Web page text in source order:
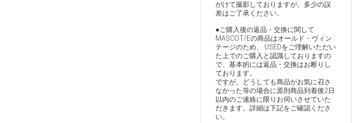
がけて撮影しておりますが、多少の誤
差はご了承ください。
●ご購入後の返品・交換に関して
MASCOT/Eの商品はオールド・ヴィン
テージのため、 USEDをご理解いただい
た上でのご購入と認識しておりますの
で、基本的には返品・交換はお断りし
ております。
ですが、どうしても商品がお気に召さ
なかった等の場合に原則商品到着後2日
以内のご連絡に限りお伺いさせていた
だきます。詳細は下記をご確認くださ
い。